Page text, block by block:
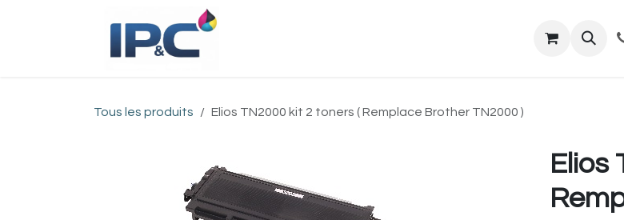
Commandes et
Tous les produits Elios TN2000 kit 2 toners ( Remplace Brother TN2000 )
Elios